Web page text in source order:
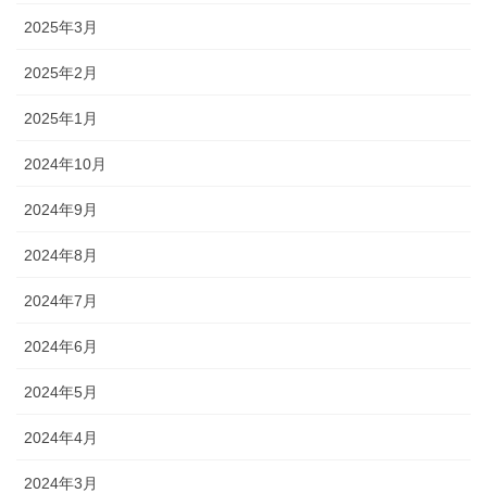
2025年3月
2025年2月
2025年1月
2024年10月
2024年9月
2024年8月
2024年7月
2024年6月
2024年5月
2024年4月
2024年3月